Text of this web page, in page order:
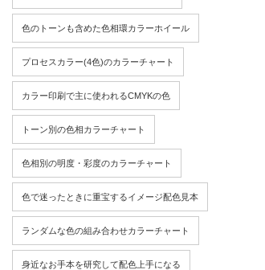
色のトーンも含めた色相環カラーホイール
プロセスカラー(4色)のカラーチャート
カラー印刷で主に使われるCMYKの色
トーン別の色相カラーチャート
色相別の明度・彩度のカラーチャート
色で迷ったときに重宝するイメージ配色見本
ランダムな色の組み合わせカラーチャート
身近なお手本を研究して配色上手になる